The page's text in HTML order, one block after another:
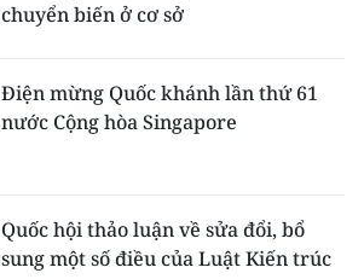
chuyển biến ở cơ sở
Điện mừng Quốc khánh lần thứ 61
nước Cộng hòa Singapore
Quốc hội thảo luận về sửa đổi, bổ
sung một số điều của Luật Kiến trúc